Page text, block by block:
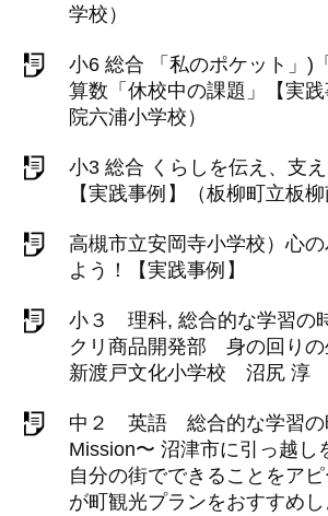
学校）
小6 総合 「私のポケット」)
算数「休校中の課題」【実
院六浦小学校）
小3 総合 くらしを伝え、支
【実践事例】（板柳町立板柳
高槻市立安岡寺小学校）心
よう！【実践事例】
小３ 理科, 総合的な学習の
クリ商品開発部 身の回りの
新渡戸文化小学校 沼尻 淳
中２ 英語 総合的な学習
Mission〜 沼津市に引っ越し
自分の街でできることをア
が町観光プランをおすすめ